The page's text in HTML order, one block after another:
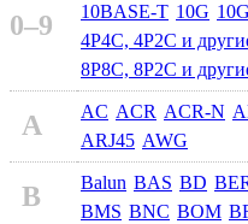
0–9
10BASE-T 10G
4P4C, 4P2C и
8P8C, 8P2C и
A AC ACR ACR-N
ARJ45 AWG
B Balun BAS BD
BMS BNC BOM